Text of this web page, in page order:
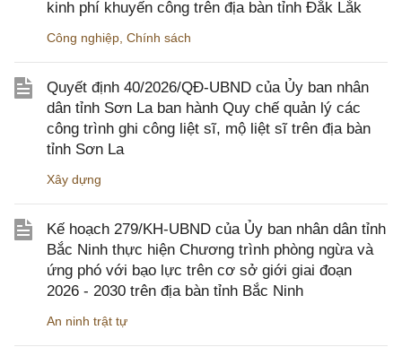
kinh phí khuyến công trên địa bàn tỉnh Đắk Lắk
Công nghiệp Chính sách
Quyết định 40/2026/QĐ-UBND của Ủy ban nhân
dân tỉnh Sơn La ban hành Quy chế quản lý các
công trình ghi công liệt sĩ, mộ liệt sĩ trên địa bàn
tỉnh Sơn La
Xây dựng
Kế hoạch 279/KH-UBND của Ủy ban nhân dân tỉnh
Bắc Ninh thực hiện Chương trình phòng ngừa và
ứng phó với bạo lực trên cơ sở giới giai đoạn
2026 - 2030 trên địa bàn tỉnh Bắc Ninh
An ninh trật tự